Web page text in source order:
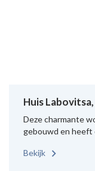
Huis Labovitsa,
Deze charmante
gebouwd en heeft
Bekijk